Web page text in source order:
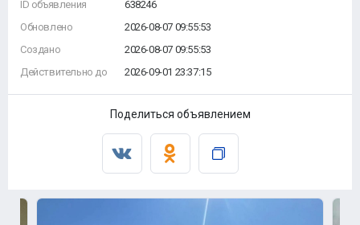
ID объявления
Обновлено
Создано
Действительно до
638246
2026-08-07 09:55:53
2026-08-07 09:55:53
2026-09-01 23:37:15
Поделиться объявлением